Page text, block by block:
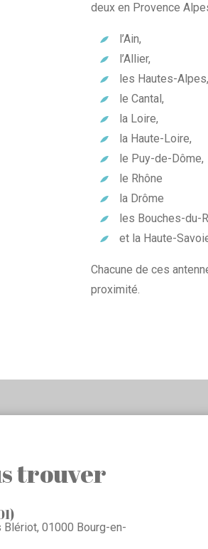
deux en Provence
l’Ain,
l’Allier,
les Hautes-Alpes,
le Cantal,
la Loire,
la Haute-Loire,
le Puy-de-Dôme,
le Rhône
la Drôme
les Bouches-du-
et la Haute-
Chacune de ces
proximité.
trouver
01000 Bourg-en-